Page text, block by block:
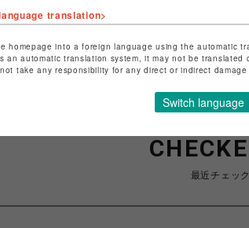
特定商取引法など法令に基づく表
最近チェッ
translation>
homepage into a foreign language using the automatic
an automatic translation system, it may not be
take any responsibility for any direct or indirect
Switch language